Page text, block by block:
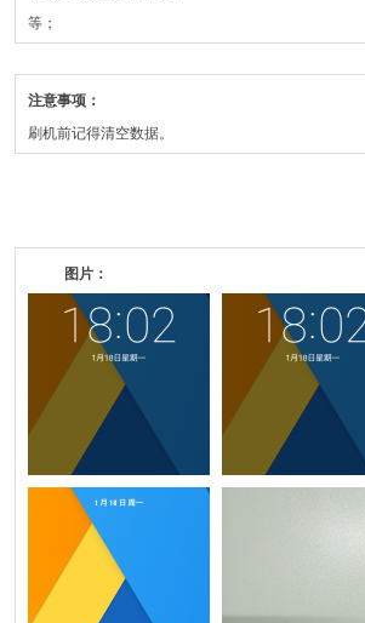
等；
注意事项：
刷机前记得清空数据。
图片：